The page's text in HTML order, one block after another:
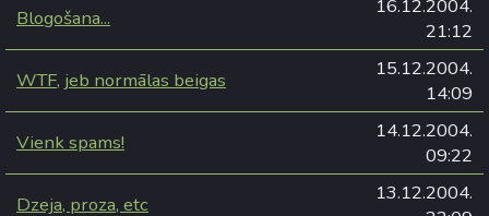
Blogošana...
16.12.2004.
21:12
WTF, jeb normālas beigas
15.12.2004.
14:09
Vienk spams!
14.12.2004.
09:22
Dzeja, proza, etc
13.12.2004.